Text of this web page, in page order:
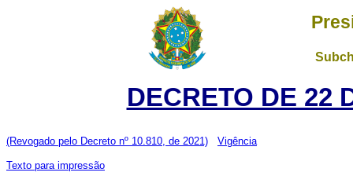
DECRETO DE 22
(Revogado pelo Decreto nº 10.810, de 2021) Vigência
Texto para impressão